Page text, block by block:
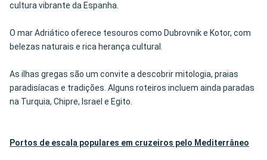
cultura vibrante da Espanha.
O mar Adriático oferece tesouros como Dubrovnik e Kotor, com
belezas naturais e rica herança cultural.
As ilhas gregas são um convite a descobrir mitologia, praias
paradisíacas e tradições. Alguns roteiros incluem ainda paradas
na Turquia, Chipre, Israel e Egito.
Portos de escala populares em cruzeiros pelo Mediterrâneo